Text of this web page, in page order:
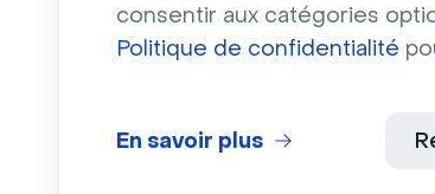
consentir aux catégories
Politique de confidentialité
En savoir plus